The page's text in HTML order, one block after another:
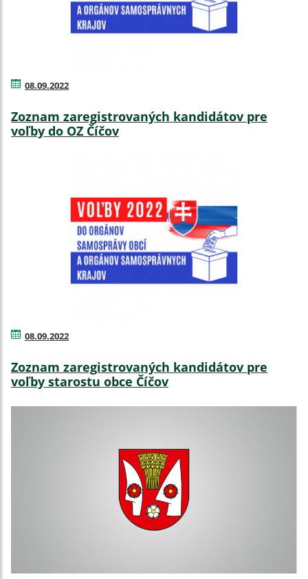
08.09.2022
Zoznam zaregistrovaných kandidátov pre
voľby do OZ Číčov
08.09.2022
Zoznam zaregistrovaných kandidátov pre
voľby starostu obce Číčov